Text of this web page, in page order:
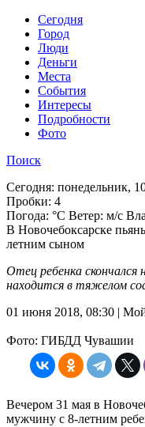
Cегодня
Город
Люди
Деньги
Места
События
Интересы
Подробности
Фото
Поиск
Сегодня: понедельник,
Пробки: 4
Погода: °C Ветер: м/с
В Новочебоксарске
летним сыном
Отец ребенка скончался
находится в тяжелом
01 июня 2018, 08:30 |
Фото: ГИБДД Чувашии
Вечером 31 мая в
мужчину с 8-летним